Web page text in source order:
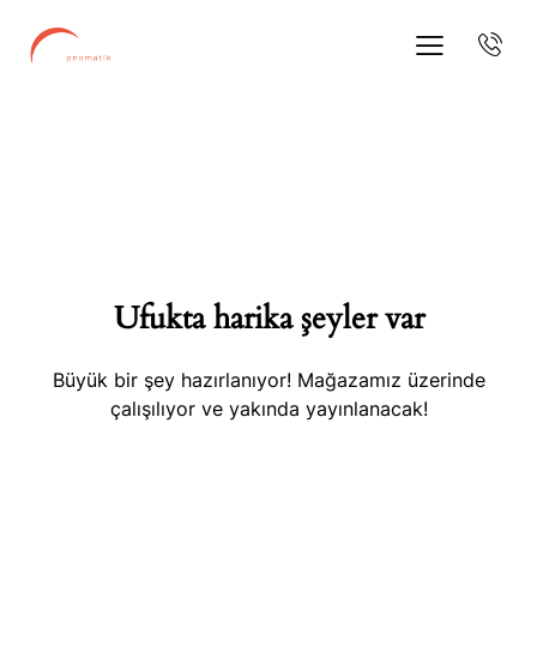
Ufukta harika şeyler var
Büyük bir şey hazırlanıyor! Mağazamız üzerinde
çalışılıyor ve yakında yayınlanacak!